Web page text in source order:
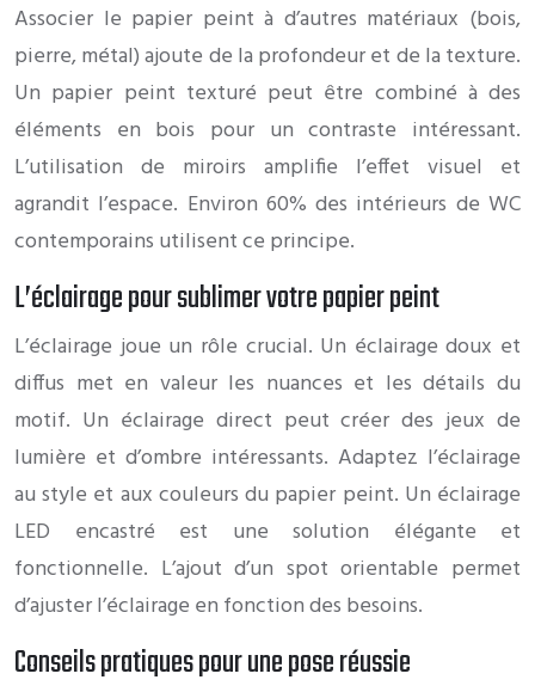
Associer le papier peint à d’autres matériaux (bois,
pierre, métal) ajoute de la profondeur et de la texture.
Un papier peint texturé peut être combiné à des
éléments en bois pour un contraste intéressant.
L’utilisation de miroirs amplifie l’effet visuel et
agrandit l’espace. Environ 60% des intérieurs de WC
contemporains utilisent ce principe.
L’éclairage pour sublimer votre papier peint
L’éclairage joue un rôle crucial. Un éclairage doux et
diffus met en valeur les nuances et les détails du
motif. Un éclairage direct peut créer des jeux de
lumière et d’ombre intéressants. Adaptez l’éclairage
au style et aux couleurs du papier peint. Un éclairage
LED encastré est une solution élégante et
fonctionnelle. L’ajout d’un spot orientable permet
d’ajuster l’éclairage en fonction des besoins.
Conseils pratiques pour une pose réussie